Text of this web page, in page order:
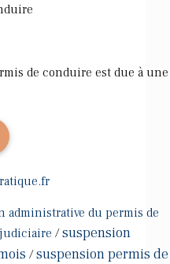
de conduire est due à une
administrative du permis de
/suspension
/suspension permis de